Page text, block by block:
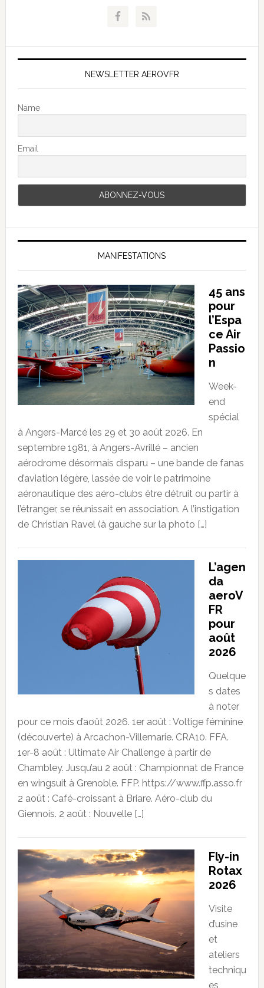
NEWSLETTER AEROVFR
Name
Email
MANIFESTATIONS
45 ans
pour
l’Espa
ce Air
Passio
n
Week-
end
spécial
à Angers-Marcé les 29 et 30 août 2026. En
septembre 1981, à Angers-Avrillé – ancien
aérodrome désormais disparu – une bande de fanas
d’aviation légère, lassée de voir le patrimoine
aéronautique des aéro-clubs être détruit ou partir à
l’étranger, se réunissait en association. A l’instigation
de Christian Ravel (à gauche sur la photo […]
L’agen
da
aeroV
FR
pour
août
2026
Quelque
s dates
à noter
pour ce mois d’août 2026. 1er août : Voltige féminine
(découverte) à Arcachon-Villemarie. CRA10. FFA.
1er-8 août : Ultimate Air Challenge à partir de
Chambley. Jusqu’au 2 août : Championnat de France
en wingsuit à Grenoble. FFP. https://www.ffp.asso.fr
2 août : Café-croissant à Briare. Aéro-club du
Giennois. 2 août : Nouvelle […]
Fly-in
Rotax
2026
Visite
d’usine
et
ateliers
techniqu
es